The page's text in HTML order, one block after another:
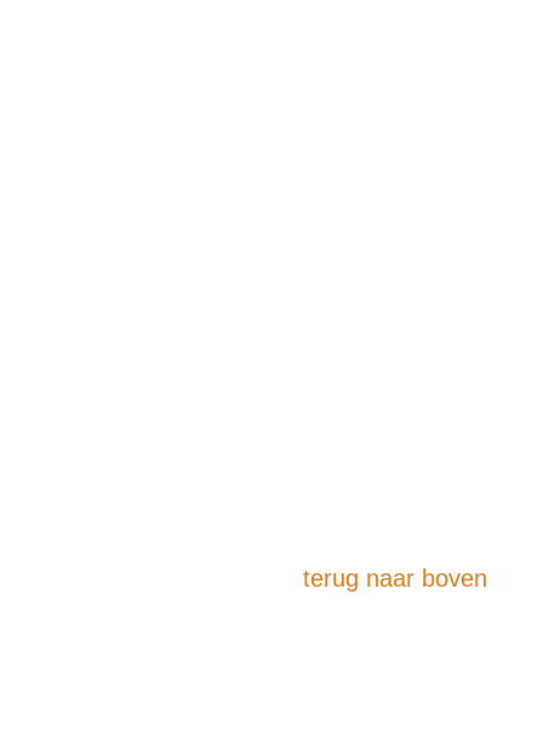
terug naar boven